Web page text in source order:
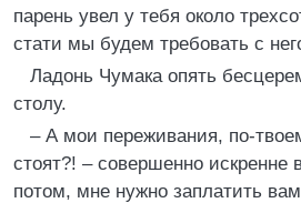
парень увел у тебя около
стати мы будем требовать с
Ладонь Чумака опять
столу.
– А мои переживания, по-
стоят?! – совершенно искренне
потом, мне нужно заплатить